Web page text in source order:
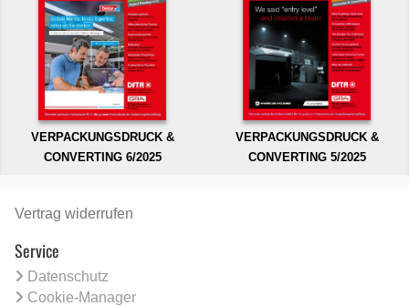
VERPACKUNGSDRUCK &
CONVERTING 6/2025
VERPACKUNGSDRUCK &
CONVERTING 5/2025
Vertrag widerrufen
Service
Datenschutz
Cookie-Manager